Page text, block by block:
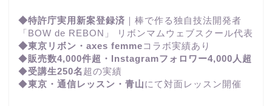
◆特許庁実用新案登録済 ｜棒で作る独自技法開発者
「BOW de REBON」 リボンマムウェブスクール代表
◆東京リボン・axes femmeコラボ実績あり
◆販売数4,000件超・Instagramフォロワー4,000人超
◆受講生250名 超の実績
◆東京・通信レッスン・青山にて対面レッスン開催